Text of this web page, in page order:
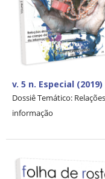
v. 5 n. Especial (2019)
Dossiê Temático:
informação